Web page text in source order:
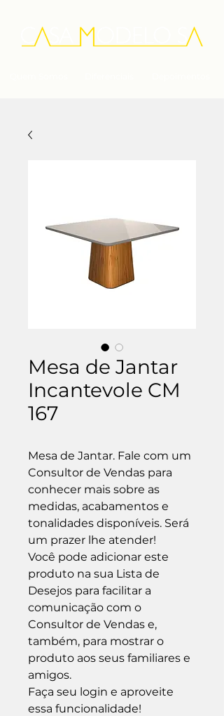
Mesa de Jantar
Incantevole CM
167
Mesa de Jantar. Fale com um
Consultor de Vendas para
conhecer mais sobre as
medidas, acabamentos e
tonalidades disponíveis. Será
um prazer lhe atender!
Você pode adicionar este
produto na sua Lista de
Desejos para facilitar a
comunicação com o
Consultor de Vendas e,
também, para mostrar o
produto aos seus familiares e
amigos.
Faça seu login e aproveite
essa funcionalidade!